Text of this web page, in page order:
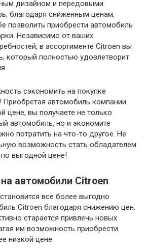
дизайном и передовыми
благодаря сниженным ценам,
позволить приобрести автомобиль
Независимо от ваших
в ассортименте Citroen вы
который полностью удовлетворит
сэкономить на покупке
Приобретая автомобиль компании
цене, вы получаете не только
автомобиль, но и экономите
потратить на что-то другое. Не
возможность стать обладателем
выгодной цене!
автомобили Citroen
все более выгодно
Citroen благодаря снижению цен.
старается привлечь новых
им возможность приобрести
низкой цене.